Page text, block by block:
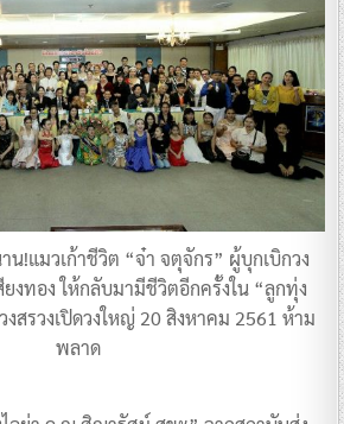
!แมวเก้าชีวิต “จ๋า จตุจักร” ผู้บุกเบิกวง
ยงทอง ให้กลับมามีชีวิตอีกครั้งใน “ลูกทุ่ง
สรวงเปิดวงใหญ่ 20 สิงหาคม 2561 ห้าม
พลาด